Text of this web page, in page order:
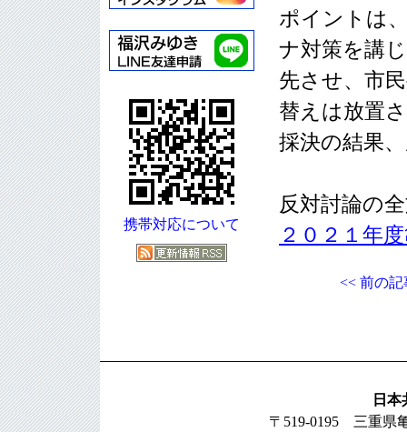
ポイントは
ナ対策を講
先させ、市
替えは放置
採決の結果
反対討論の
２０２１年
<< 前の記
携帯対応について
日
〒519-0195 三重県